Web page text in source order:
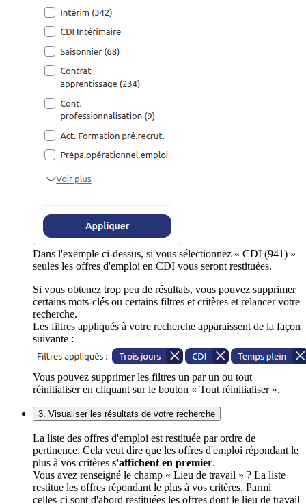
Dans l'exemple ci-dessus, si vous sélectionnez « CDI (941) »
seules les offres d'emploi en CDI vous seront restituées.
Si vous obtenez trop peu de résultats, vous pouvez supprimer
certains mots-clés ou certains filtres et critères et relancer votre
recherche.
Les filtres appliqués à votre recherche apparaissent de la façon
suivante :
Vous pouvez supprimer les filtres un par un ou tout
réinitialiser en cliquant sur le bouton « Tout réinitialiser ».
3. Visualiser les résultats de votre recherche
La liste des offres d'emploi est restituée par ordre de
pertinence. Cela veut dire que les offres d'emploi répondant le
plus à vos critères s'affichent en premier.
Vous avez renseigné le champ « Lieu de travail » ? La liste
restitue les offres répondant le plus à vos critères. Parmi
celles-ci sont d'abord restituées les offres dont le lieu de travail